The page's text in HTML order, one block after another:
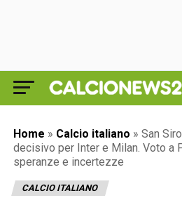
Home » Calcio italiano » San
decisivo per Inter e Milan. Voto a
speranze e incertezze
CALCIO ITALIANO